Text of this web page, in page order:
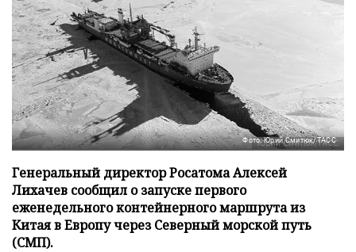
Фото: Юрий Смитюк/ТАСС
Генеральный директор Росатома Алексей
Лихачев сообщил о запуске первого
еженедельного контейнерного маршрута из
Китая в Европу через Северный морской путь
(СМП).